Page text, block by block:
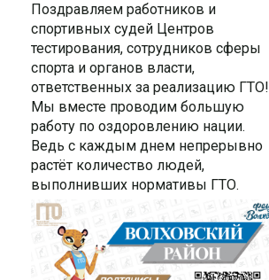
Поздравляем работников и
спортивных судей Центров
тестирования, сотрудников сферы
спорта и органов власти,
ответственных за реализацию ГТО!
Мы вместе проводим большую
работу по оздоровлению нации.
Ведь с каждым днем непрерывно
растёт количество людей,
выполнивших нормативы ГТО.